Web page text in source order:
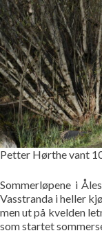
Petter Hørthe vant
Sommerløpene i
Vasstranda i heller
men ut på kvelden
som startet